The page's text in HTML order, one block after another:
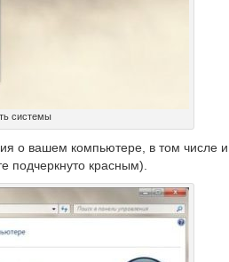
системы
о вашем компьютере, в том числе и
подчеркнуто красным).